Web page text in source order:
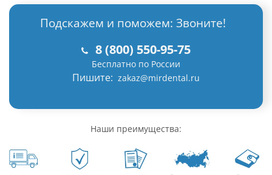
Подскажем и поможем: Звоните!
8 (800) 550-95-75
Бесплатно по России
Пишите: zakaz@mirdental.ru
Наши преимущества: